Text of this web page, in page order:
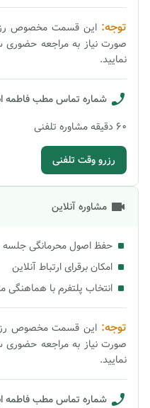
توجه: این قسمت مخصوص
صورت نیاز به مراجعه
نمایید.
شماره تماس مطبفاطمه
60 دقیقهمشاوره تلفنی
رزرو وقت تلفنی
مشاوره آنلاین
حفظ اصول محرمانگی جلسه
امکان برقرای ارتباط آنلاین
انتخاب پلتفرم با
توجه: این قسمت مخصوص
صورت نیاز به مراجعه
نمایید.
شماره تماس مطبفاطمه